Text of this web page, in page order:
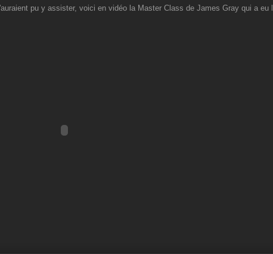
pu y assister, voici en vidéo la Master Class de James Gray qui a eu